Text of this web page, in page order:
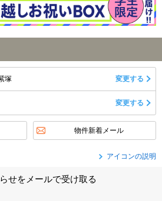
塚 変更する
変更する
物件新着メール
アイコンの説明
せをメールで受け取る